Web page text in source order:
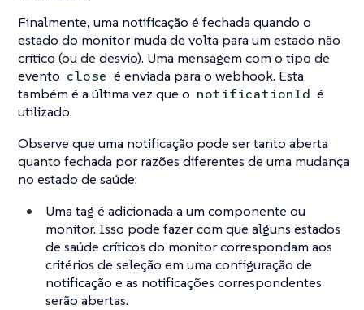
Finalmente, uma notificação é fechada quando o
estado do monitor muda de volta para um estado não
crítico (ou de desvio). Uma mensagem com o tipo de
evento close é enviada para o webhook. Esta
também é a última vez que o notificationId é
utilizado.
Observe que uma notificação pode ser tanto aberta
quanto fechada por razões diferentes de uma mudança
no estado de saúde:
Uma tag é adicionada a um componente ou
monitor. Isso pode fazer com que alguns estados
de saúde críticos do monitor correspondam aos
critérios de seleção em uma configuração de
notificação e as notificações correspondentes
serão abertas.